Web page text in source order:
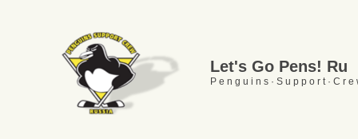
Let's Go Pens! Ru
P e n g u i n s · S u p p o r t · C r e